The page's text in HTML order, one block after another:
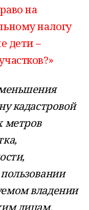
на
налогу
дети –
кадастровой
метров
владении
лицам,